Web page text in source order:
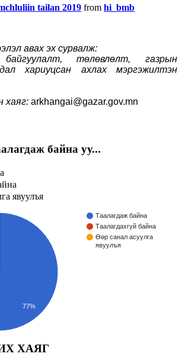
tailan 2019 from hi_bmb
авах эх сурвалж:
төлөвлөлт, газрын
хариуцсан ахлах мэргэжилтэн
хаяг: arkhangai@gazar.gov.mn
байна уу...
явуулъя
Таалагдаж байна
Таалагдахгүй байна
Өөр санал асуулга
явуулъя
77%
ХАЯГ